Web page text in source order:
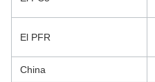
El PFR
China